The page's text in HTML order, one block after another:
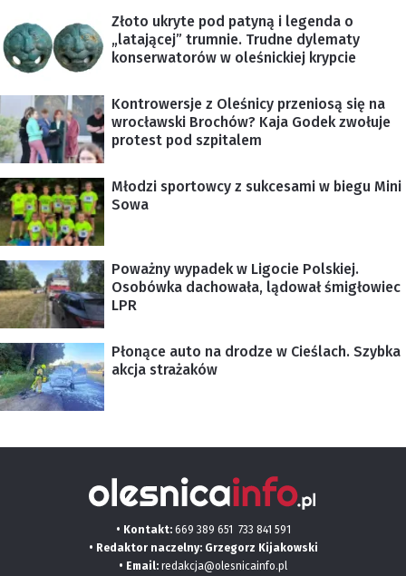
Złoto ukryte pod patyną i legenda o
„latającej” trumnie. Trudne dylematy
konserwatorów w oleśnickiej krypcie
Kontrowersje z Oleśnicy przeniosą się na
wrocławski Brochów? Kaja Godek zwołuje
protest pod szpitalem
Młodzi sportowcy z sukcesami w biegu Mini
Sowa
Poważny wypadek w Ligocie Polskiej.
Osobówka dachowała, lądował śmigłowiec
LPR
Płonące auto na drodze w Cieślach. Szybka
akcja strażaków
• Kontakt: 669 389 651 733 841 591
• Redaktor naczelny: Grzegorz Kijakowski
• Email: redakcja@olesnicainfo.pl